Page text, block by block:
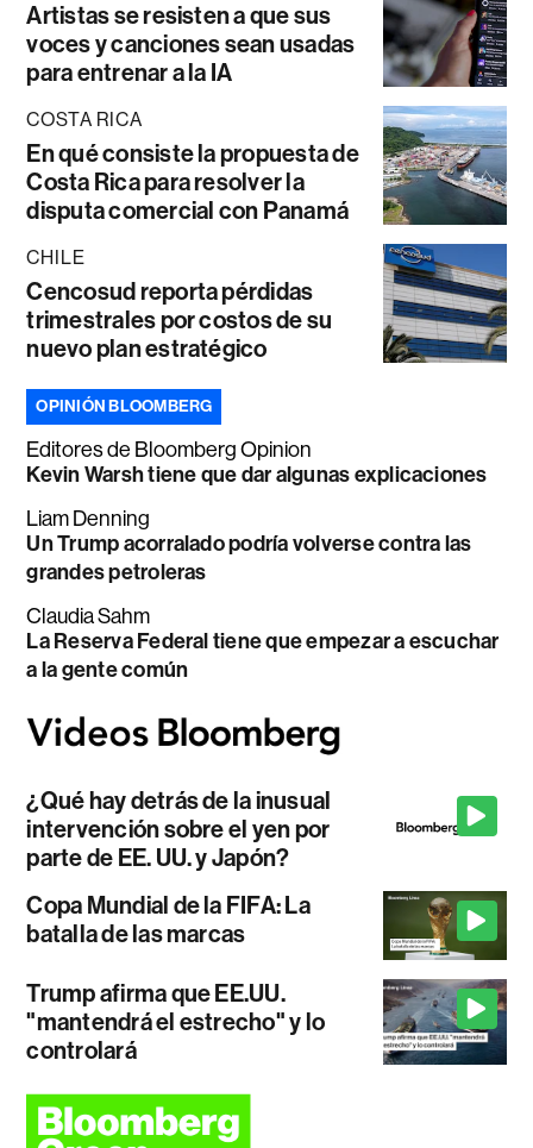
Artistas se resisten a que sus
voces y canciones sean usadas
para entrenar a la IA
COSTA RICA
En qué consiste la propuesta de
Costa Rica para resolver la
disputa comercial con Panamá
CHILE
Cencosud reporta pérdidas
trimestrales por costos de su
nuevo plan estratégico
OPINIÓN BLOOMBERG
Editores de Bloomberg Opinion
Kevin Warsh tiene que dar algunas explicaciones
Liam Denning
Un Trump acorralado podría volverse contra las
grandes petroleras
Claudia Sahm
La Reserva Federal tiene que empezar a escuchar
a la gente común
¿Qué hay detrás de la inusual
intervención sobre el yen por
parte de EE. UU. y Japón?
Copa Mundial de la FIFA: La
batalla de las marcas
Trump afirma que EE.UU.
"mantendrá el estrecho" y lo
controlará